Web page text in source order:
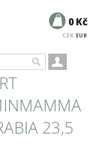
CZK EUR
0 Kč
23,5